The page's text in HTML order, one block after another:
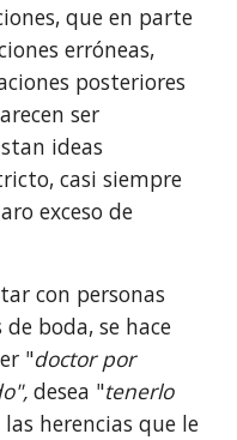
que en parte
erróneas,
posteriores
ser
ideas
casi siempre
exceso de
con personas
boda, se hace
"doctor por
desea "tenerlo
herencias que le